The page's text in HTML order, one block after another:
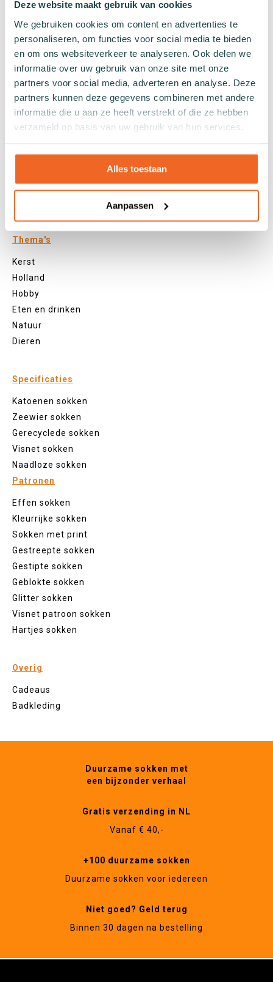
Deze website maakt gebruik van cookies
We gebruiken cookies om content en advertenties te
personaliseren, om functies voor social media te bieden
en om ons websiteverkeer te analyseren. Ook delen we
informatie over uw gebruik van onze site met onze
partners voor social media, adverteren en analyse. Deze
partners kunnen deze gegevens combineren met andere
informatie die u aan ze heeft verstrekt of die ze hebben
verzameld op basis van uw gebruik van hun services.
Alles toestaan
Aanpassen
Kleuren
Veel kleurige sokken
Zwarte sokken
Grijze sokken
Gele sokken
Groene sokken
Oranje sokken
Beige sokken
Bruine sokken
Thema's
Kerst
Holland
Hobby
Eten en drinken
Natuur
Dieren
Specificaties
Katoenen sokken
Zeewier sokken
Gerecyclede sokken
Visnet sokken
Naadloze sokken
Patronen
Effen sokken
Kleurrijke sokken
Sokken met print
Gestreepte sokken
Gestipte sokken
Geblokte sokken
Glitter sokken
Visnet patroon sokken
Hartjes sokken
Overig
Cadeaus
Badkleding
Duurzame sokken met
een bijzonder verhaal
Gratis verzending in NL
Vanaf € 40,-
+100 duurzame sokken
Duurzame sokken voor iedereen
Niet goed? Geld terug
Binnen 30 dagen na bestelling